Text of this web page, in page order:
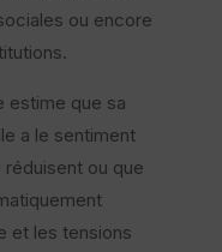
ou encore
estime que sa
a le sentiment
ou que
et les tensions